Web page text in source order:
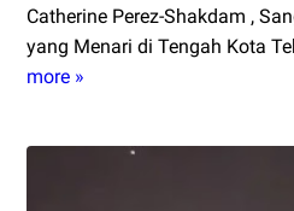
Catherine Perez-Shakdam ,
yang Menari di Tengah Kota
more »
Catherine